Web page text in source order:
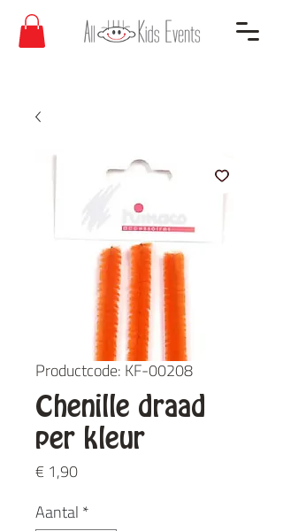
Productcode: KF-00208
Chenille draad
per kleur
€ 1,90Prijs
Aantal*